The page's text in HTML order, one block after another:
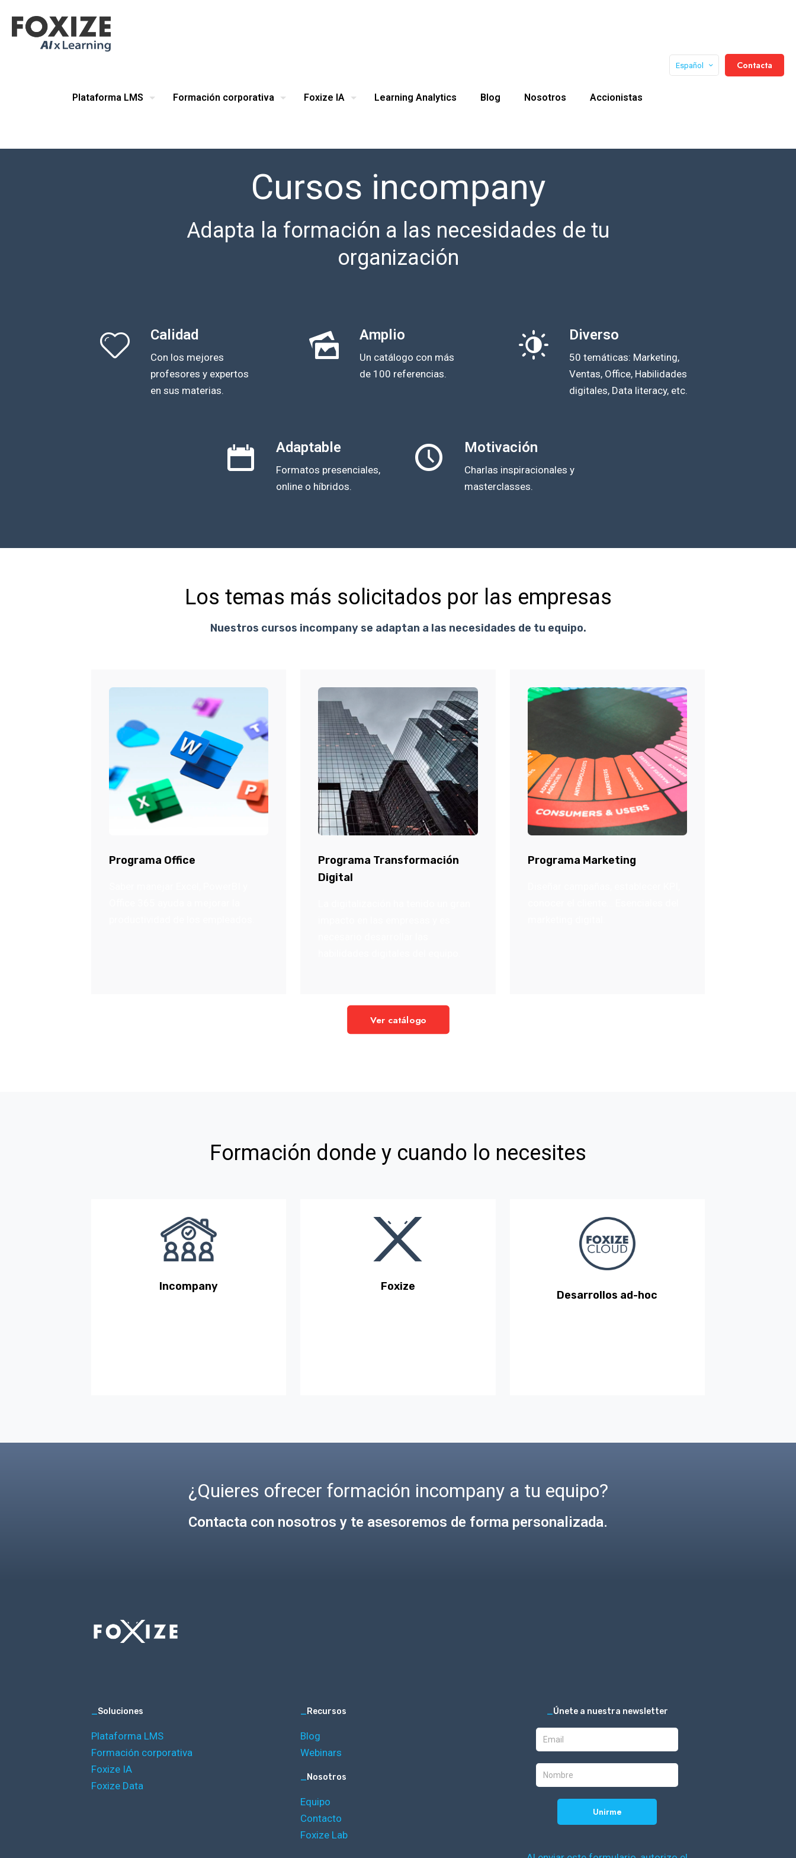
Plataforma LMS Formación corporativa Foxize IA Learning Analytics Blog Nosotros Accionistas
Español Contacta
Cursos incompany
Adapta la formación a las necesidades de tu
organización
Calidad
Con los mejores
profesores y expertos
en sus materias.
Amplio
Un catálogo con más
de 100 referencias.
Diverso
50 temáticas: Marketing,
Ventas, Office, Habilidades
digitales, Data literacy, etc.
Adaptable
Formatos presenciales,
online o híbridos.
Motivación
Charlas inspiracionales y
masterclasses.
Los temas más solicitados por las empresas
Nuestros cursos incompany se adaptan a las necesidades de tu equipo.
Programa Office
Programa Transformación
Digital
Programa Marketing
Ver catálogo
Formación donde y cuando lo necesites
Incompany Foxize
Desarrollos ad-hoc
¿Quieres ofrecer formación incompany a tu equipo?
Contacta con nosotros y te asesoremos de forma personalizada.
_Soluciones
Plataforma LMS
Formación corporativa
Foxize IA
Foxize Data
_Recursos
Blog
Webinars
_Nosotros
Equipo
Contacto
Foxize Lab
_Únete a nuestra newsletter